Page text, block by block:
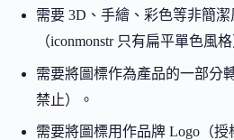
需要 3D、手繪、彩色等非簡
（iconmonstr 只有扁平單色風格
需要將圖標作為產品的一部分
禁止）。
需要將圖標用作品牌 Logo（授